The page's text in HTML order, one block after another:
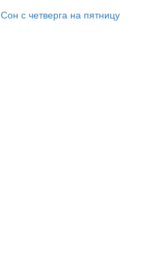
Сон с четверга на пятницу